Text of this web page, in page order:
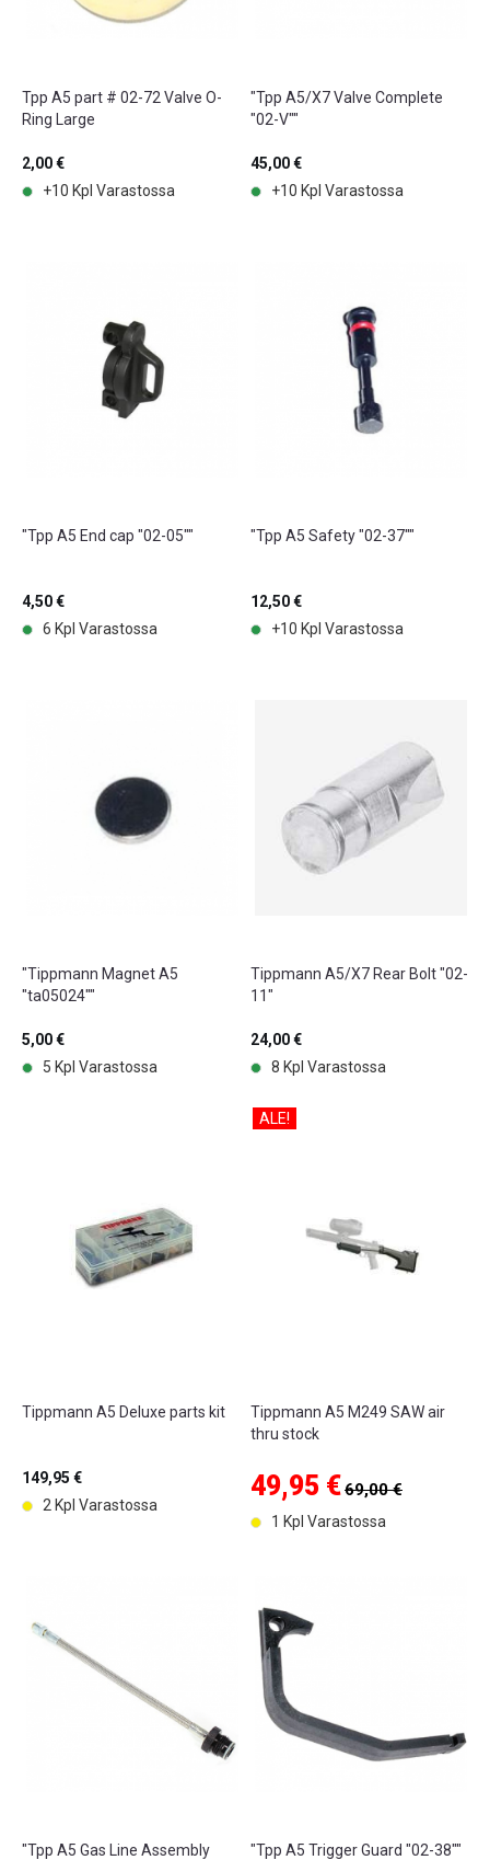
Tpp A5 part # 02-72 Valve O-
Ring Large
2,00 €
+10 Kpl Varastossa
"Tpp A5/X7 Valve Complete
"02-V""
45,00 €
+10 Kpl Varastossa
"Tpp A5 End cap "02-05""
4,50 €
6 Kpl Varastossa
"Tpp A5 Safety "02-37""
12,50 €
+10 Kpl Varastossa
"Tippmann Magnet A5
"ta05024""
5,00 €
5 Kpl Varastossa
Tippmann A5/X7 Rear Bolt "02-
11"
24,00 €
8 Kpl Varastossa
Tippmann A5 Deluxe parts kit
149,95 €
2 Kpl Varastossa
ALE!
Tippmann A5 M249 SAW air
thru stock
49,95 €69,00 €
1 Kpl Varastossa
"Tpp A5 Gas Line Assembly
"Tpp A5 Trigger Guard "02-38""